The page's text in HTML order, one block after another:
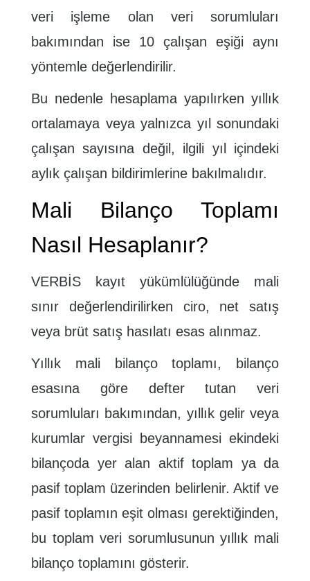
veri işleme olan veri sorumluları
bakımından ise 10 çalışan eşiği aynı
yöntemle değerlendirilir.
Bu nedenle hesaplama yapılırken yıllık
ortalamaya veya yalnızca yıl sonundaki
çalışan sayısına değil, ilgili yıl içindeki
aylık çalışan bildirimlerine bakılmalıdır.
Mali Bilanço Toplamı
Nasıl Hesaplanır?
VERBİS kayıt yükümlülüğünde mali
sınır değerlendirilirken ciro, net satış
veya brüt satış hasılatı esas alınmaz.
Yıllık mali bilanço toplamı, bilanço
esasına göre defter tutan veri
sorumluları bakımından, yıllık gelir veya
kurumlar vergisi beyannamesi ekindeki
bilançoda yer alan aktif toplam ya da
pasif toplam üzerinden belirlenir. Aktif ve
pasif toplamın eşit olması gerektiğinden,
bu toplam veri sorumlusunun yıllık mali
bilanço toplamını gösterir.